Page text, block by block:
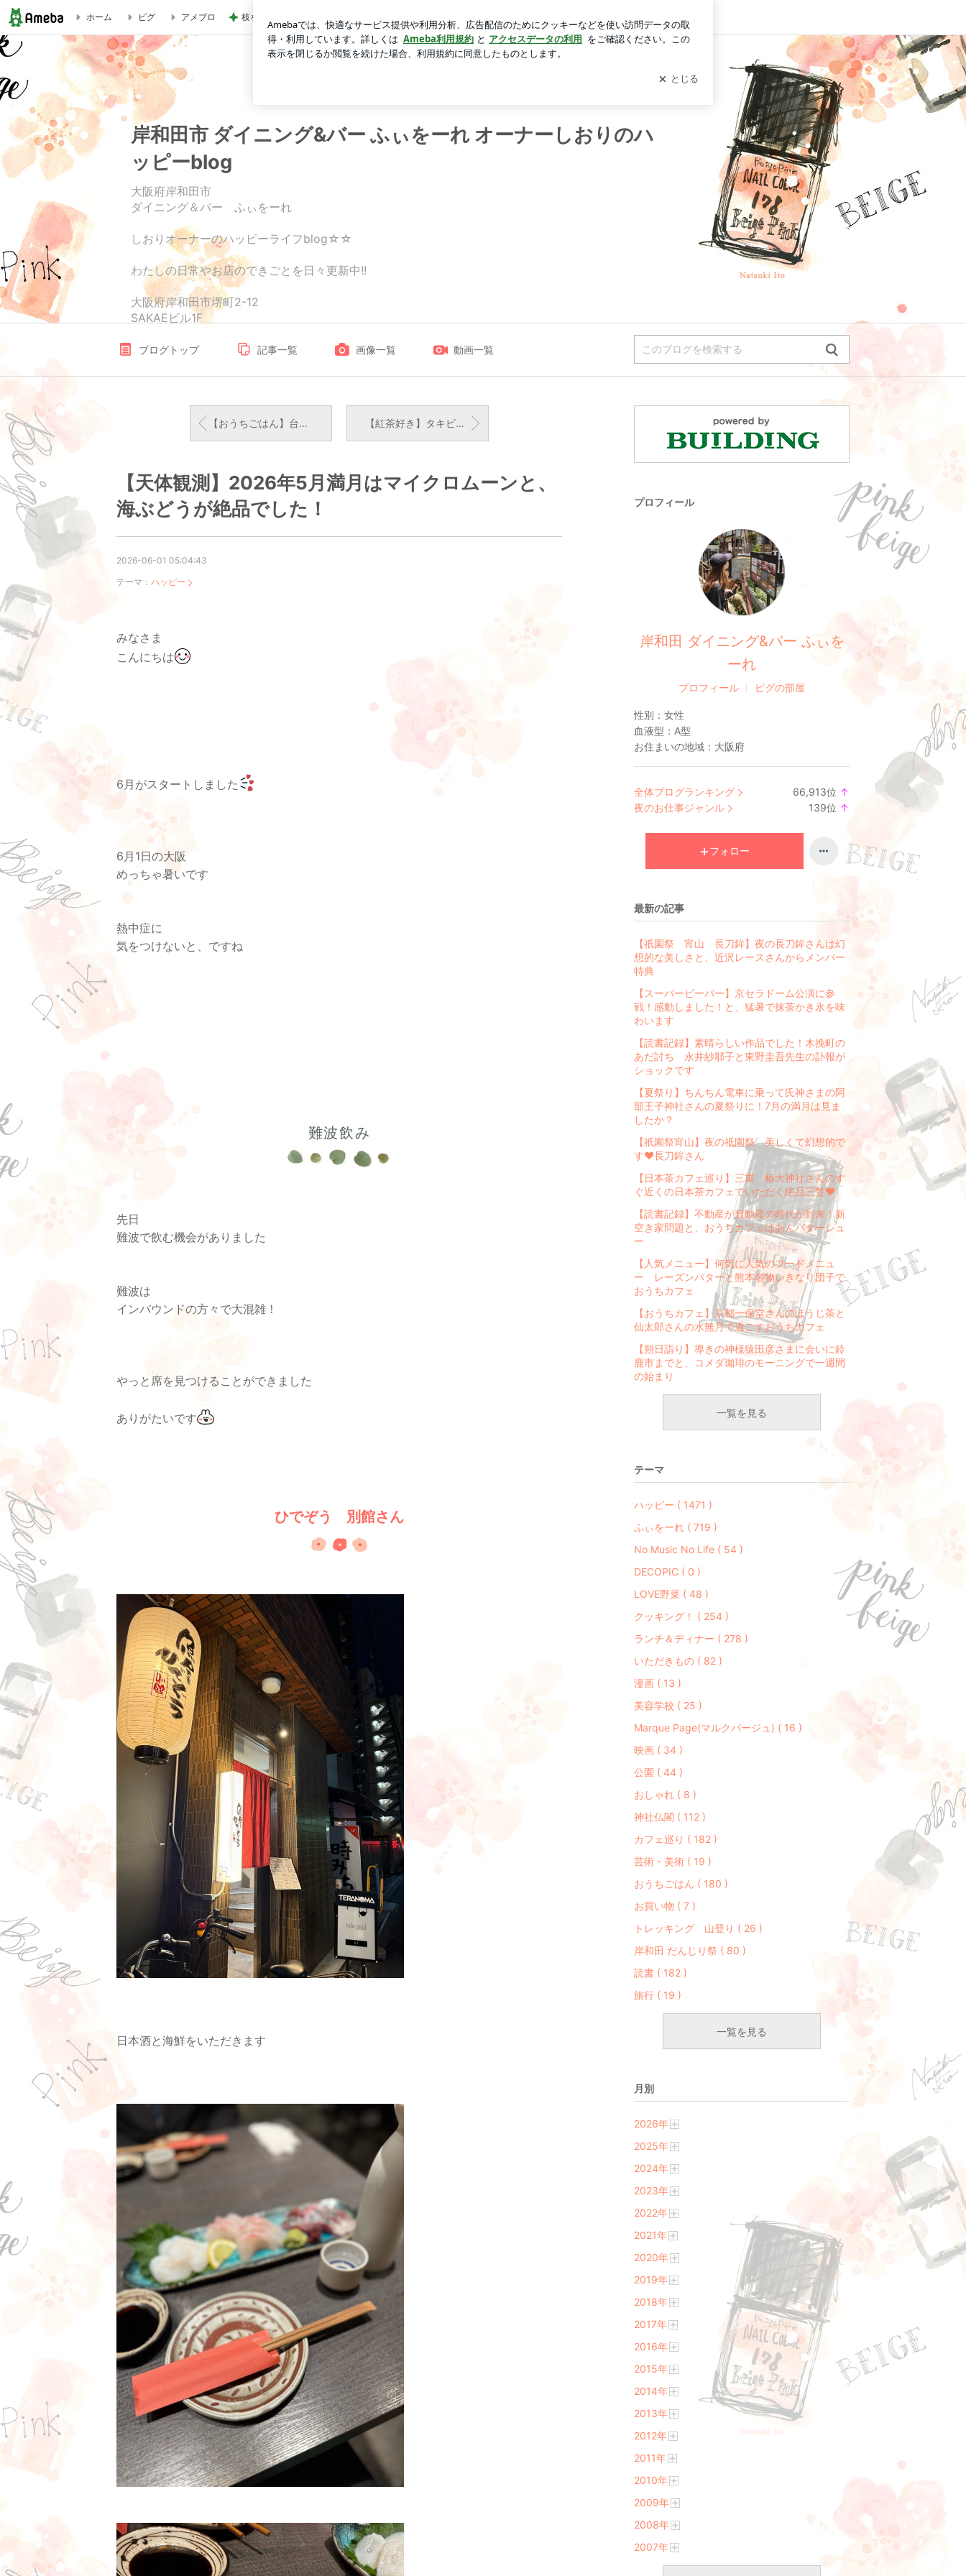
【天体観測】2026年5月満月はマイクロムーンと、海ぶどうが絶品でした！ | 岸和田市 ダイニング&バー ふぃをーれ オーナーしおりのハッピーblog
ホーム ピグ アメブロ 枝を曲げたアボカドの新しい芽 ログイン
岸和田市 ダイニング&バー ふぃをーれ オーナーしおりのハ
ッピーblog
大阪府岸和田市
ダイニング＆バー ふぃをーれ
しおりオーナーのハッピーライフblog☆☆
わたしの日常やお店のできごとを日々更新中!!
大阪府岸和田市堺町2-12
SAKAEビル1F
ブログトップ 記事一覧 画像一覧 動画一覧
【おうちごはん】台風の影響のある日の晩ごはんはシチューと、大人気のランニングシューズOn 【紅茶好き】タキビベーカリーさんの恋する紅茶と、夏に向けてヤケーヌを購入しました
【天体観測】2026年5月満月はマイクロムーンと、
海ぶどうが絶品でした！
2026-06-01 05:04:43
テーマ： ハッピー
みなさま
こんにちは
6月がスタートしました
6月1日の大阪
めっちゃ暑いです
熱中症に
気をつけないと、ですね
難波飲み
先日
難波で飲む機会がありました
難波は
インバウンドの方々で大混雑！
やっと席を見つけることができました
ありがたいです
ひでぞう 別館さん
日本酒と海鮮をいただきます
プロフィール
岸和田 ダイニング&バー ふぃを
ーれ
プロフィール ピグの部屋
性別： 女性
血液型： A型
お住まいの地域： 大阪府
全体ブログランキング 66,913位 ↑
ン
グ
夜のお仕事ジャンル 139位 ↑
キ
ン
フォロー
最新の記事
【祇園祭 宵山 長刀鉾】夜の長刀鉾さんは幻
想的な美しさと、近沢レースさんからメンバー
特典
【スーパービーバー】京セラドーム公演に参
戦！感動しました！と、猛暑で抹茶かき氷を味
わいます
【読書記録】素晴らしい作品でした！木挽町の
あだ討ち 永井紗耶子と東野圭吾先生の訃報が
ショックです
【夏祭り】ちんちん電車に乗って氏神さまの阿
部王子神社さんの夏祭りに！7月の満月は見ま
したか？
【祇園祭宵山】夜の祇園祭 美しくて幻想的で
す❤️長刀鉾さん
【日本茶カフェ巡り】三重 椿大神社さんのす
ぐ近くの日本茶カフェでいただく絶品三笠❤️
【読書記録】不動産が負動産の時代が到来！新
空き家問題と、おうちカフェはあんバターシュ
ー
【人気メニュー】何気に人気のフードメニュ
ー レーズンバターと熊本名物いきなり団子で
おうちカフェ
【おうちカフェ】京都一保堂さんのほうじ茶と
仙太郎さんの水無月で過ごすおうちカフェ
【朔日詣り】導きの神様猿田彦さまに会いに鈴
鹿市までと、コメダ珈琲のモーニングで一週間
の始まり
一覧を見る
テーマ
ハッピー ( 1471 )
ふぃをーれ ( 719 )
No Music No Life ( 54 )
DECOPIC ( 0 )
LOVE野菜 ( 48 )
クッキング！ ( 254 )
ランチ＆ディナー ( 278 )
いただきもの ( 82 )
漫画 ( 13 )
美容学校 ( 25 )
Marque Page(マルクパージュ) ( 16 )
映画 ( 34 )
公園 ( 44 )
おしゃれ ( 8 )
神社仏閣 ( 112 )
カフェ巡り ( 182 )
芸術・美術 ( 19 )
おうちごはん ( 180 )
お買い物 ( 7 )
トレッキング 山登り ( 26 )
岸和田 だんじり祭 ( 80 )
読書 ( 182 )
旅行 ( 19 )
一覧を見る
月別
2026年
2025年
2024年
2023年
2022年
2021年
2020年
2019年
2018年
2017年
2016年
2015年
2014年
2013年
2012年
2011年
2010年
2009年
2008年
2007年